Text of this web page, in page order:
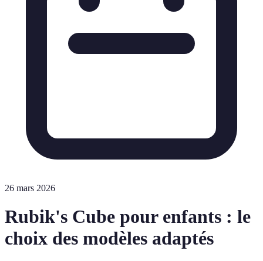
26 mars 2026
Rubik's Cube pour enfants : le
choix des modèles adaptés